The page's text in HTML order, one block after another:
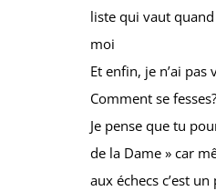
liste qui vaut
moi
Et enfin, je n’ai pas
Comment se
Je pense que tu
de la Dame » car
aux échecs c’est